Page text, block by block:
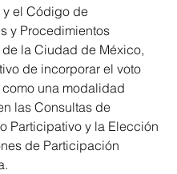
el Código de
y Procedimientos
la Ciudad de México,
de incorporar el voto
una modalidad
las Consultas de
Participativo y la Elección
de Participación